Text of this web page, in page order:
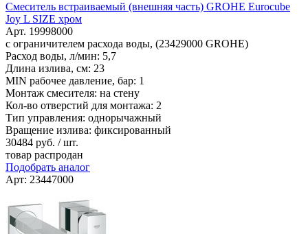
Смеситель встраиваемый (внешняя часть) GROHE Eurocube
Joy L SIZE хром
Арт. 19998000
с ограничителем расхода воды, (23429000 GROHE)
Расход воды, л/мин: 5,7
Длина излива, см: 23
MIN рабочее давление, бар: 1
Монтаж смесителя: на стену
Кол-во отверстий для монтажа: 2
Тип управления: однорычажный
Вращение излива: фиксированный
30484 руб. / шт.
товар распродан
Подобрать аналог
Арт: 23447000